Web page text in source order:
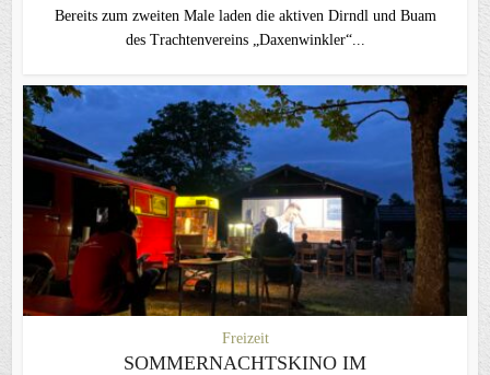
Bereits zum zweiten Male laden die aktiven Dirndl und Buam
des Trachtenvereins „Daxenwinkler“...
Freizeit
SOMMERNACHTSKINO IM